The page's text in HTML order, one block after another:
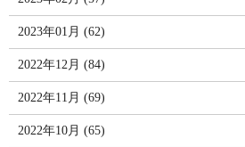
2023年01月 (62)
2022年12月 (84)
2022年11月 (69)
2022年10月 (65)